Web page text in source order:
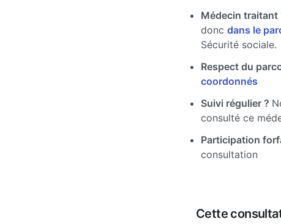
Médecin traitant
donc dans le
Sécurité sociale.
Respect du
coordonnés
Suivi régulier ?
consulté ce
Participation
consultation
Cette